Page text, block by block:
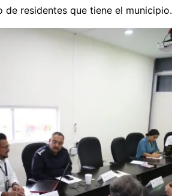
de residentes que tiene el municipio.